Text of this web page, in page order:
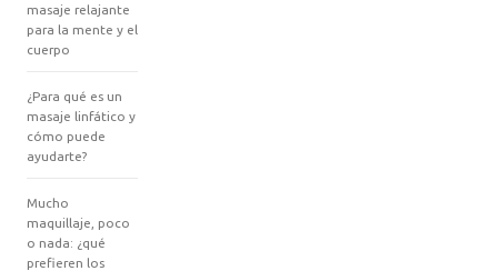
masaje relajante
para la mente y el
cuerpo
¿Para qué es un
masaje linfático y
cómo puede
ayudarte?
Mucho
maquillaje, poco
o nada: ¿qué
prefieren los